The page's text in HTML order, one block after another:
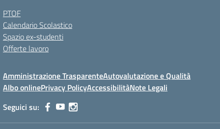
PTOF
Calendario Scolastico
Spazio ex-studenti
Offerte lavoro
Amministrazione TrasparenteAutovalutazione e Qualità
Albo onlinePrivacy PolicyAccessibilitàNote Legali
Seguici su: